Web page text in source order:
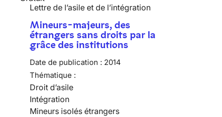
Lettre de l’asile et de l’intégration
Mineurs-majeurs, des
étrangers sans droits par la
grâce des institutions
Date de publication : 2014
Thématique :
Droit d’asile
Intégration
Mineurs isolés étrangers